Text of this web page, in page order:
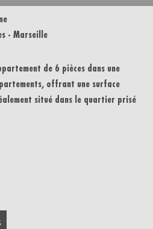
- Marseille
de 6 pièces dans une
offrant une surface
situé dans le quartier prisé